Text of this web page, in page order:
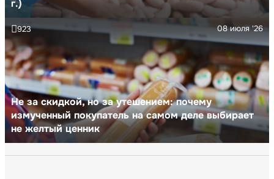
г.)
Не за скидкой, но за утешением: почему
измученный покупатель на самом деле выбирает
не желтый ценник
08 июля '26
923